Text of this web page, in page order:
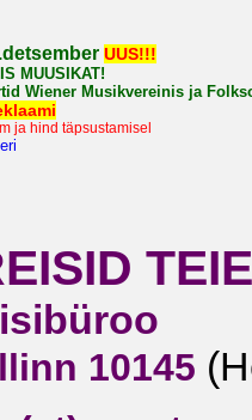
UUS!!!
MUUSIKAT!
Wiener Musikvereinis ja
ja hind täpsustamisel
10145